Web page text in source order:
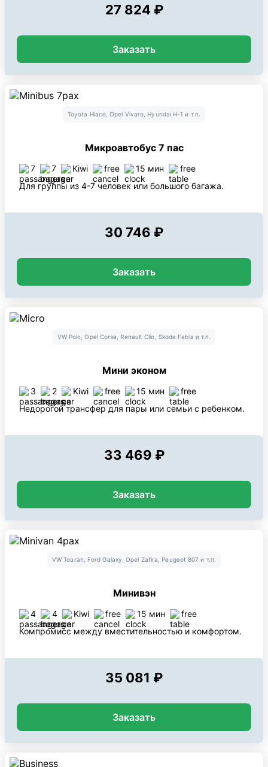
27 824 ₽
Заказать
Toyota Hiace, Opel Vivaro, Hyundai H-1 и т.п.
Микроавтобус 7 пас
7 7 Kiwi free 15 мин
free
Для группы из 4-7 человек или большого багажа.
30 746 ₽
Заказать
VW Polo, Opel Corsa, Renault Clio, Skoda Fabia и т.п.
Мини эконом
3 2 Kiwi free 15 мин
free
Недорогой трансфер для пары или семьи с ребенком.
33 469 ₽
Заказать
VW Touran, Ford Galaxy, Opel Zafira, Peugeot 807 и т.п.
Минивэн
4 4 Kiwi free 15 мин
free
Компромисс между вместительностью и комфортом.
35 081 ₽
Заказать